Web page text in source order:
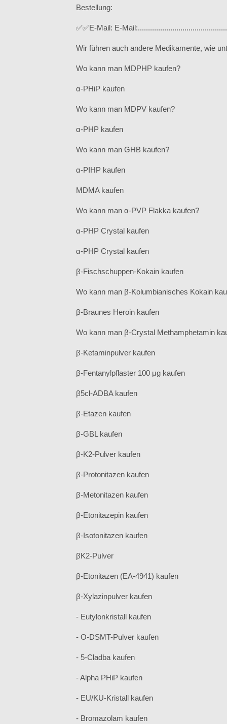
Bestellung:
✅✅E-Mail: E-
Wir führen auch andere Medikamente, wie
Wo kann man MDPHP kaufen?
α-PHiP kaufen
Wo kann man MDPV kaufen?
α-PHP kaufen
Wo kann man GHB kaufen?
α-PIHP kaufen
MDMA kaufen
Wo kann man α-PVP Flakka kaufen?
α-PHP Crystal kaufen
α-PHP Crystal kaufen
β-Fischschuppen-Kokain kaufen
Wo kann man β-Kolumbianisches Kokain
β-Braunes Heroin kaufen
Wo kann man β-Crystal Methamphetamin
β-Ketaminpulver kaufen
β-Fentanylpflaster 100 μg kaufen
β5cl-ADBA kaufen
β-Etazen kaufen
β-GBL kaufen
β-K2-Pulver kaufen
β-Protonitazen kaufen
β-Metonitazen kaufen
β-Etonitazepin kaufen
β-Isotonitazen kaufen
βK2-Pulver
β-Etonitazen (EA-4941) kaufen
β-Xylazinpulver kaufen
- Eutylonkristall kaufen
- O-DSMT-Pulver kaufen
- 5-Cladba kaufen
- Alpha PHiP kaufen
- EU/KU-Kristall kaufen
- Bromazolam kaufen